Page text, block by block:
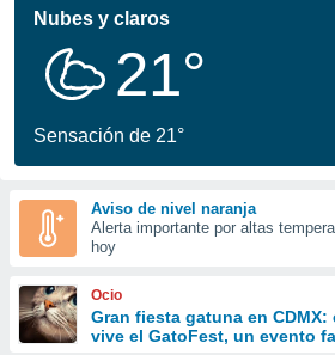
ha sido
calidad.
a este
las
y
forma
digital
basada
Nubes y claros
21°
Sensación de 21°
Aviso de nivel naranja
Alerta importante por altas
hoy
Ocio
Gran fiesta gatuna en CDMX:
vive el GatoFest, un evento